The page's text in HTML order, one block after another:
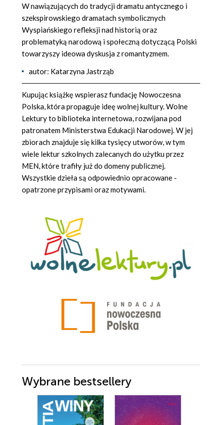
W nawiązujących do tradycji dramatu antycznego i
szekspirowskiego dramatach symbolicznych
Wyspiańskiego refleksji nad historią oraz
problematyką narodową i społeczną dotyczącą Polski
towarzyszy ideowa dyskusja z romantyzmem.
autor: Katarzyna Jastrząb
Kupując książkę wspierasz fundację Nowoczesna
Polska, która propaguje ideę wolnej kultury. Wolne
Lektury to biblioteka internetowa, rozwijana pod
patronatem Ministerstwa Edukacji Narodowej. W jej
zbiorach znajduje się kilka tysięcy utworów, w tym
wiele lektur szkolnych zalecanych do użytku przez
MEN, które trafiły już do domeny publicznej.
Wszystkie dzieła są odpowiednio opracowane -
opatrzone przypisami oraz motywami.
Wybrane bestsellery